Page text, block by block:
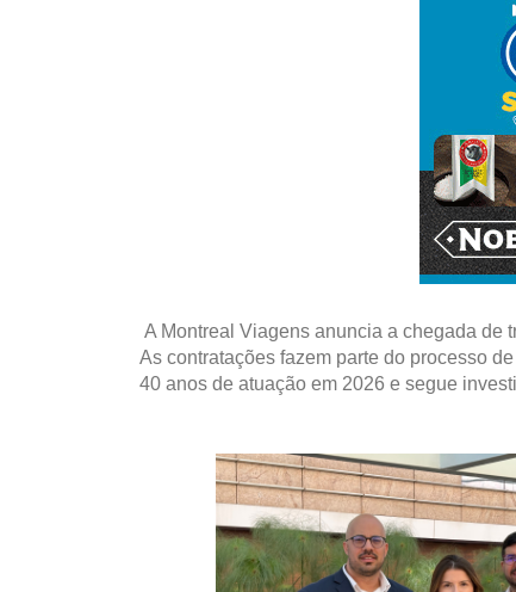
A Montreal Viagens anuncia a chegada de
As contratações fazem parte do processo
40 anos de atuação em 2026 e segue